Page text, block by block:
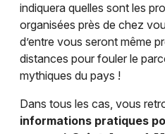
indiquera quelles sont les
organisées près de chez
d’entre vous seront même
distances pour fouler le
mythiques du pays !
Dans tous les cas, vous
informations pratiques